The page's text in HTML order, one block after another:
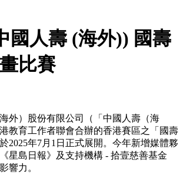
國人壽 (海外)) 國壽
比賽
外）股份有限公司（「中國人壽（海
教育工作者聯會合辦的香港賽區之「國壽
2025年7月1日正式展開。今年新增媒體夥
星島日報》及支持機構 - 拾壹慈善基金
響力。